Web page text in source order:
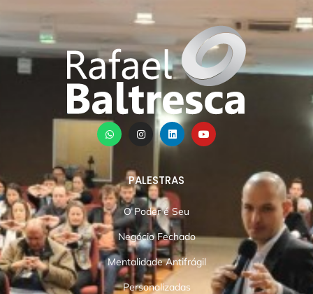
PALESTRAS
O Poder é Seu
Negócio Fechado
Mentalidade Antifrágil
Personalizadas